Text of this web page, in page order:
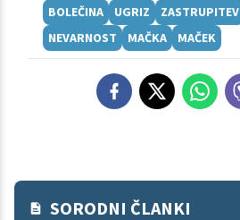
BOLEČINA
UGRIZ ZASTRUPITEV
NEVARNOST
MAČKA MAČEK
SORODNI ČLANKI